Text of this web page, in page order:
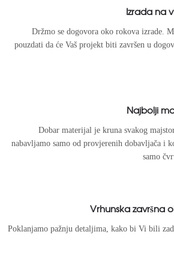
Izrada na
Držmo se dogovora oko rokova izrade.
pouzdati da će Vaš projekt biti završen u
Najbolji
Dobar materijal je kruna svakog
nabavljamo samo od provjerenih dobavljača i
samo
Vrhunska završna
Poklanjamo pažnju detaljima, kako bi Vi bili